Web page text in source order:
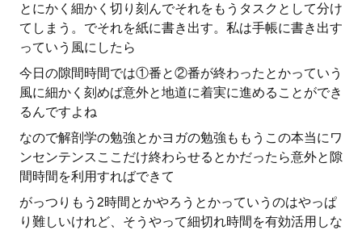
とにかく細かく切り刻んでそれをもうタスクとして分け
てしまう。でそれを紙に書き出す。私は手帳に書き出す
っていう風にしたら
今日の隙間時間では①番と②番が終わったとかっていう
風に細かく刻めば意外と地道に着実に進めることができ
るんですよね
なので解剖学の勉強とかヨガの勉強ももうこの本当にワ
ンセンテンスここだけ終わらせるとかだったら意外と隙
間時間を利用すればできて
がっつりもう2時間とかやろうとかっていうのはやっぱ
り難しいけれど、そうやって細切れ時間を有効活用しな